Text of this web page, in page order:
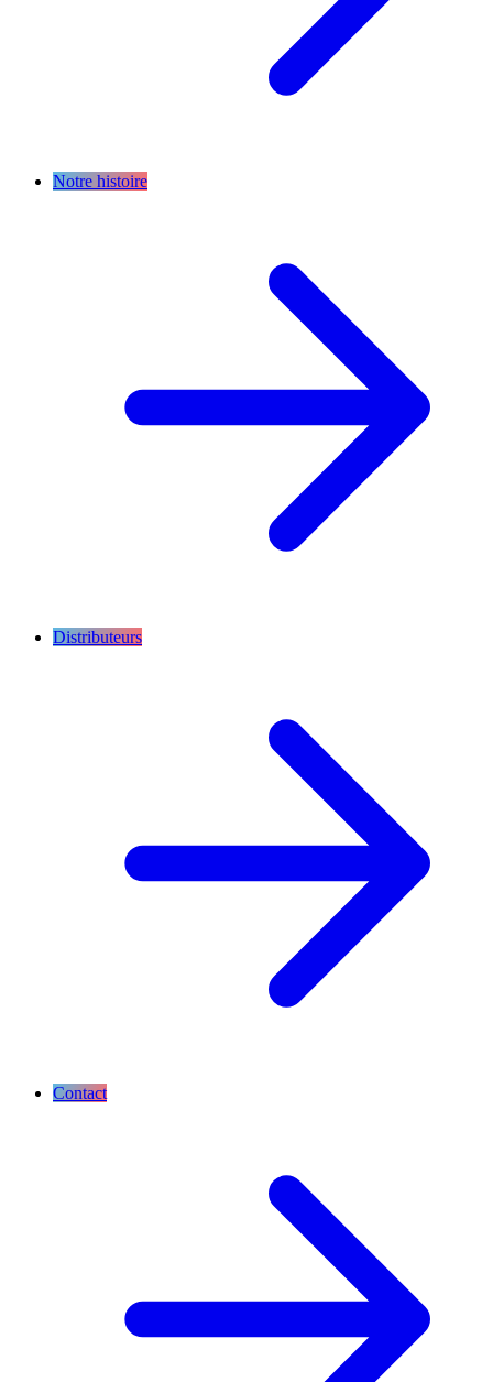
Notre histoire
Distributeurs
Contact